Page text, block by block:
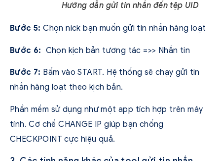
Hướng dẫn gửi tin nhắn đến tệp UID
Bước 5: Chọn nick bạn muốn gửi tin nhắn hàng loạt
Bước 6: Chọn kịch bản tương tác =>> Nhắn tin
Bước 7: Bấm vào START. Hệ thống sẽ chạy gửi tin
nhắn hàng loạt theo kịch bản.
Phần mềm sử dụng như một app tích hợp trên máy
tính. Cơ chế CHANGE IP giúp bạn chống
CHECKPOINT cực hiệu quả.